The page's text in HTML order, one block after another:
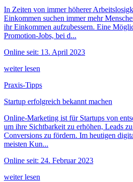
In Zeiten von immer höherer
Einkommen suchen immer mehr
ihr Einkommen aufzubessern. Eine
Promotion-Jobs, bei d...
Online seit: 13. April 2023
weiter lesen
Praxis-Tipps
Startup erfolgreich bekannt machen
Online-Marketing ist für Startups von
um ihre Sichtbarkeit zu erhöhen, Leads
Conversions zu fördern. Im heutigen
meisten Kun...
Online seit: 24. Februar 2023
weiter lesen